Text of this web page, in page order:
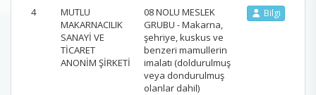
4
MUTLU
MAKARNACILIK
SANAYİ VE
TİCARET
ANONİM ŞİRKETİ
08 NOLU MESLEK
GRUBU - Makarna,
şehriye, kuskus ve
benzeri mamullerin
imalatı (doldurulmuş
veya dondurulmuş
olanlar dahil)
Bilgi